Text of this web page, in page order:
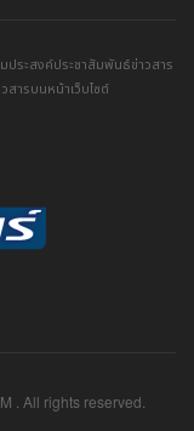
ระสงค์ประชาสัมพันธ์ข่าวสาร
สารบนหน้าเว็บไซต์
. All rights reserved.